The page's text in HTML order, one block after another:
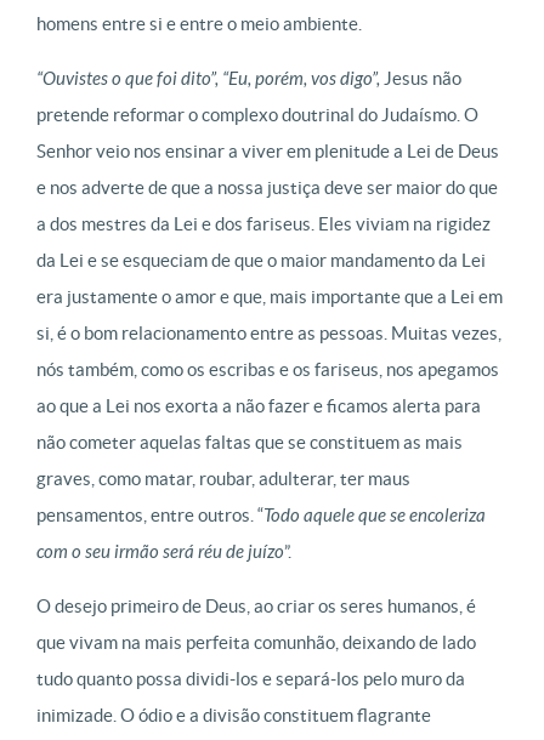
homens entre si e entre o meio ambiente.
“Ouvistes o que foi dito”, “Eu, porém, vos digo”, Jesus não
pretende reformar o complexo doutrinal do Judaísmo. O
Senhor veio nos ensinar a viver em plenitude a Lei de Deus
e nos adverte de que a nossa justiça deve ser maior do que
a dos mestres da Lei e dos fariseus. Eles viviam na rigidez
da Lei e se esqueciam de que o maior mandamento da Lei
era justamente o amor e que, mais importante que a Lei em
si, é o bom relacionamento entre as pessoas. Muitas vezes,
nós também, como os escribas e os fariseus, nos apegamos
ao que a Lei nos exorta a não fazer e ficamos alerta para
não cometer aquelas faltas que se constituem as mais
graves, como matar, roubar, adulterar, ter maus
pensamentos, entre outros. “Todo aquele que se encoleriza
com o seu irmão será réu de juízo”.
O desejo primeiro de Deus, ao criar os seres humanos, é
que vivam na mais perfeita comunhão, deixando de lado
tudo quanto possa dividi-los e separá-los pelo muro da
inimizade. O ódio e a divisão constituem flagrante